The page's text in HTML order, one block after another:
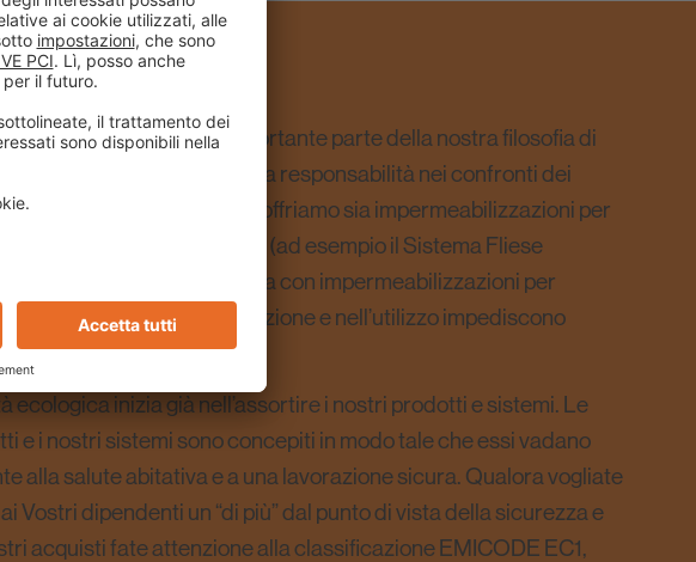
rappresentano un’importante parte della nostra filosofia di
coscienti della responsabilità nei confronti dei
e nel nostro assortimento offriamo sia impermeabilizzazioni per
sia sistemi di prodotto (ad esempio il Sistema Fliese
la Vostra integrità costruttiva con impermeabilizzazioni per
di PCI, che nella lavorazione e nell’utilizzo impediscono
ecologica inizia già nell’assortire i nostri prodotti e sistemi. Le
e i nostri sistemi sono concepiti in modo tale che essi vadano
alla salute abitativa e a una lavorazione sicura. Qualora vogliate
Vostri dipendenti un “di più” dal punto di vista della sicurezza e
acquisti fate attenzione alla classificazione EMICODE EC1,